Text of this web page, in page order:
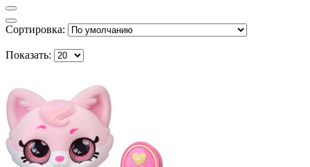
Сортировка:
Показать: